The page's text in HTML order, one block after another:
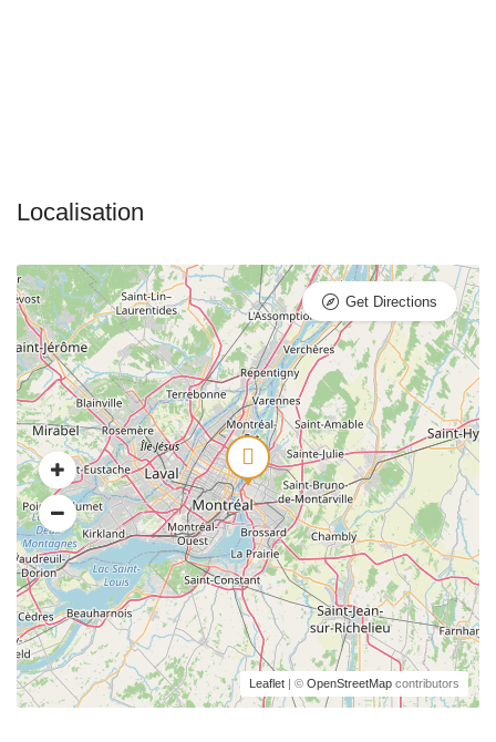
Leaflet | © OpenStreetMap contributors
Get Directions